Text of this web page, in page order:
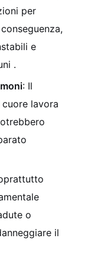
per
e
.
: Il
lavora
o
il